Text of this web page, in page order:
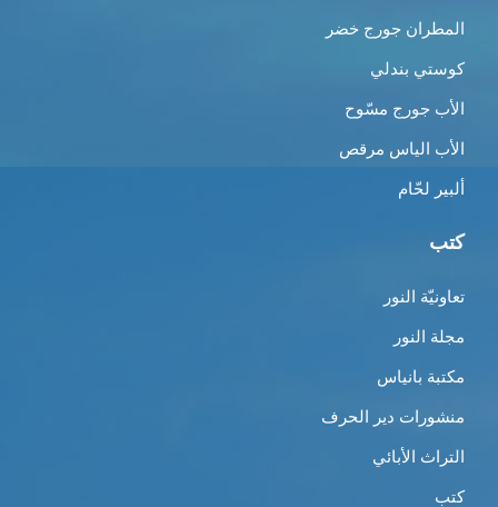
المطران جورج خضر
كوستي بندلي
الأب جورج مسّوح
الأب الياس مرقص
ألبير لحّام
كتب
تعاونيّة النور
مجلة النور
مكتبة بانياس
منشورات دير الحرف
التراث الأبائي
كتب